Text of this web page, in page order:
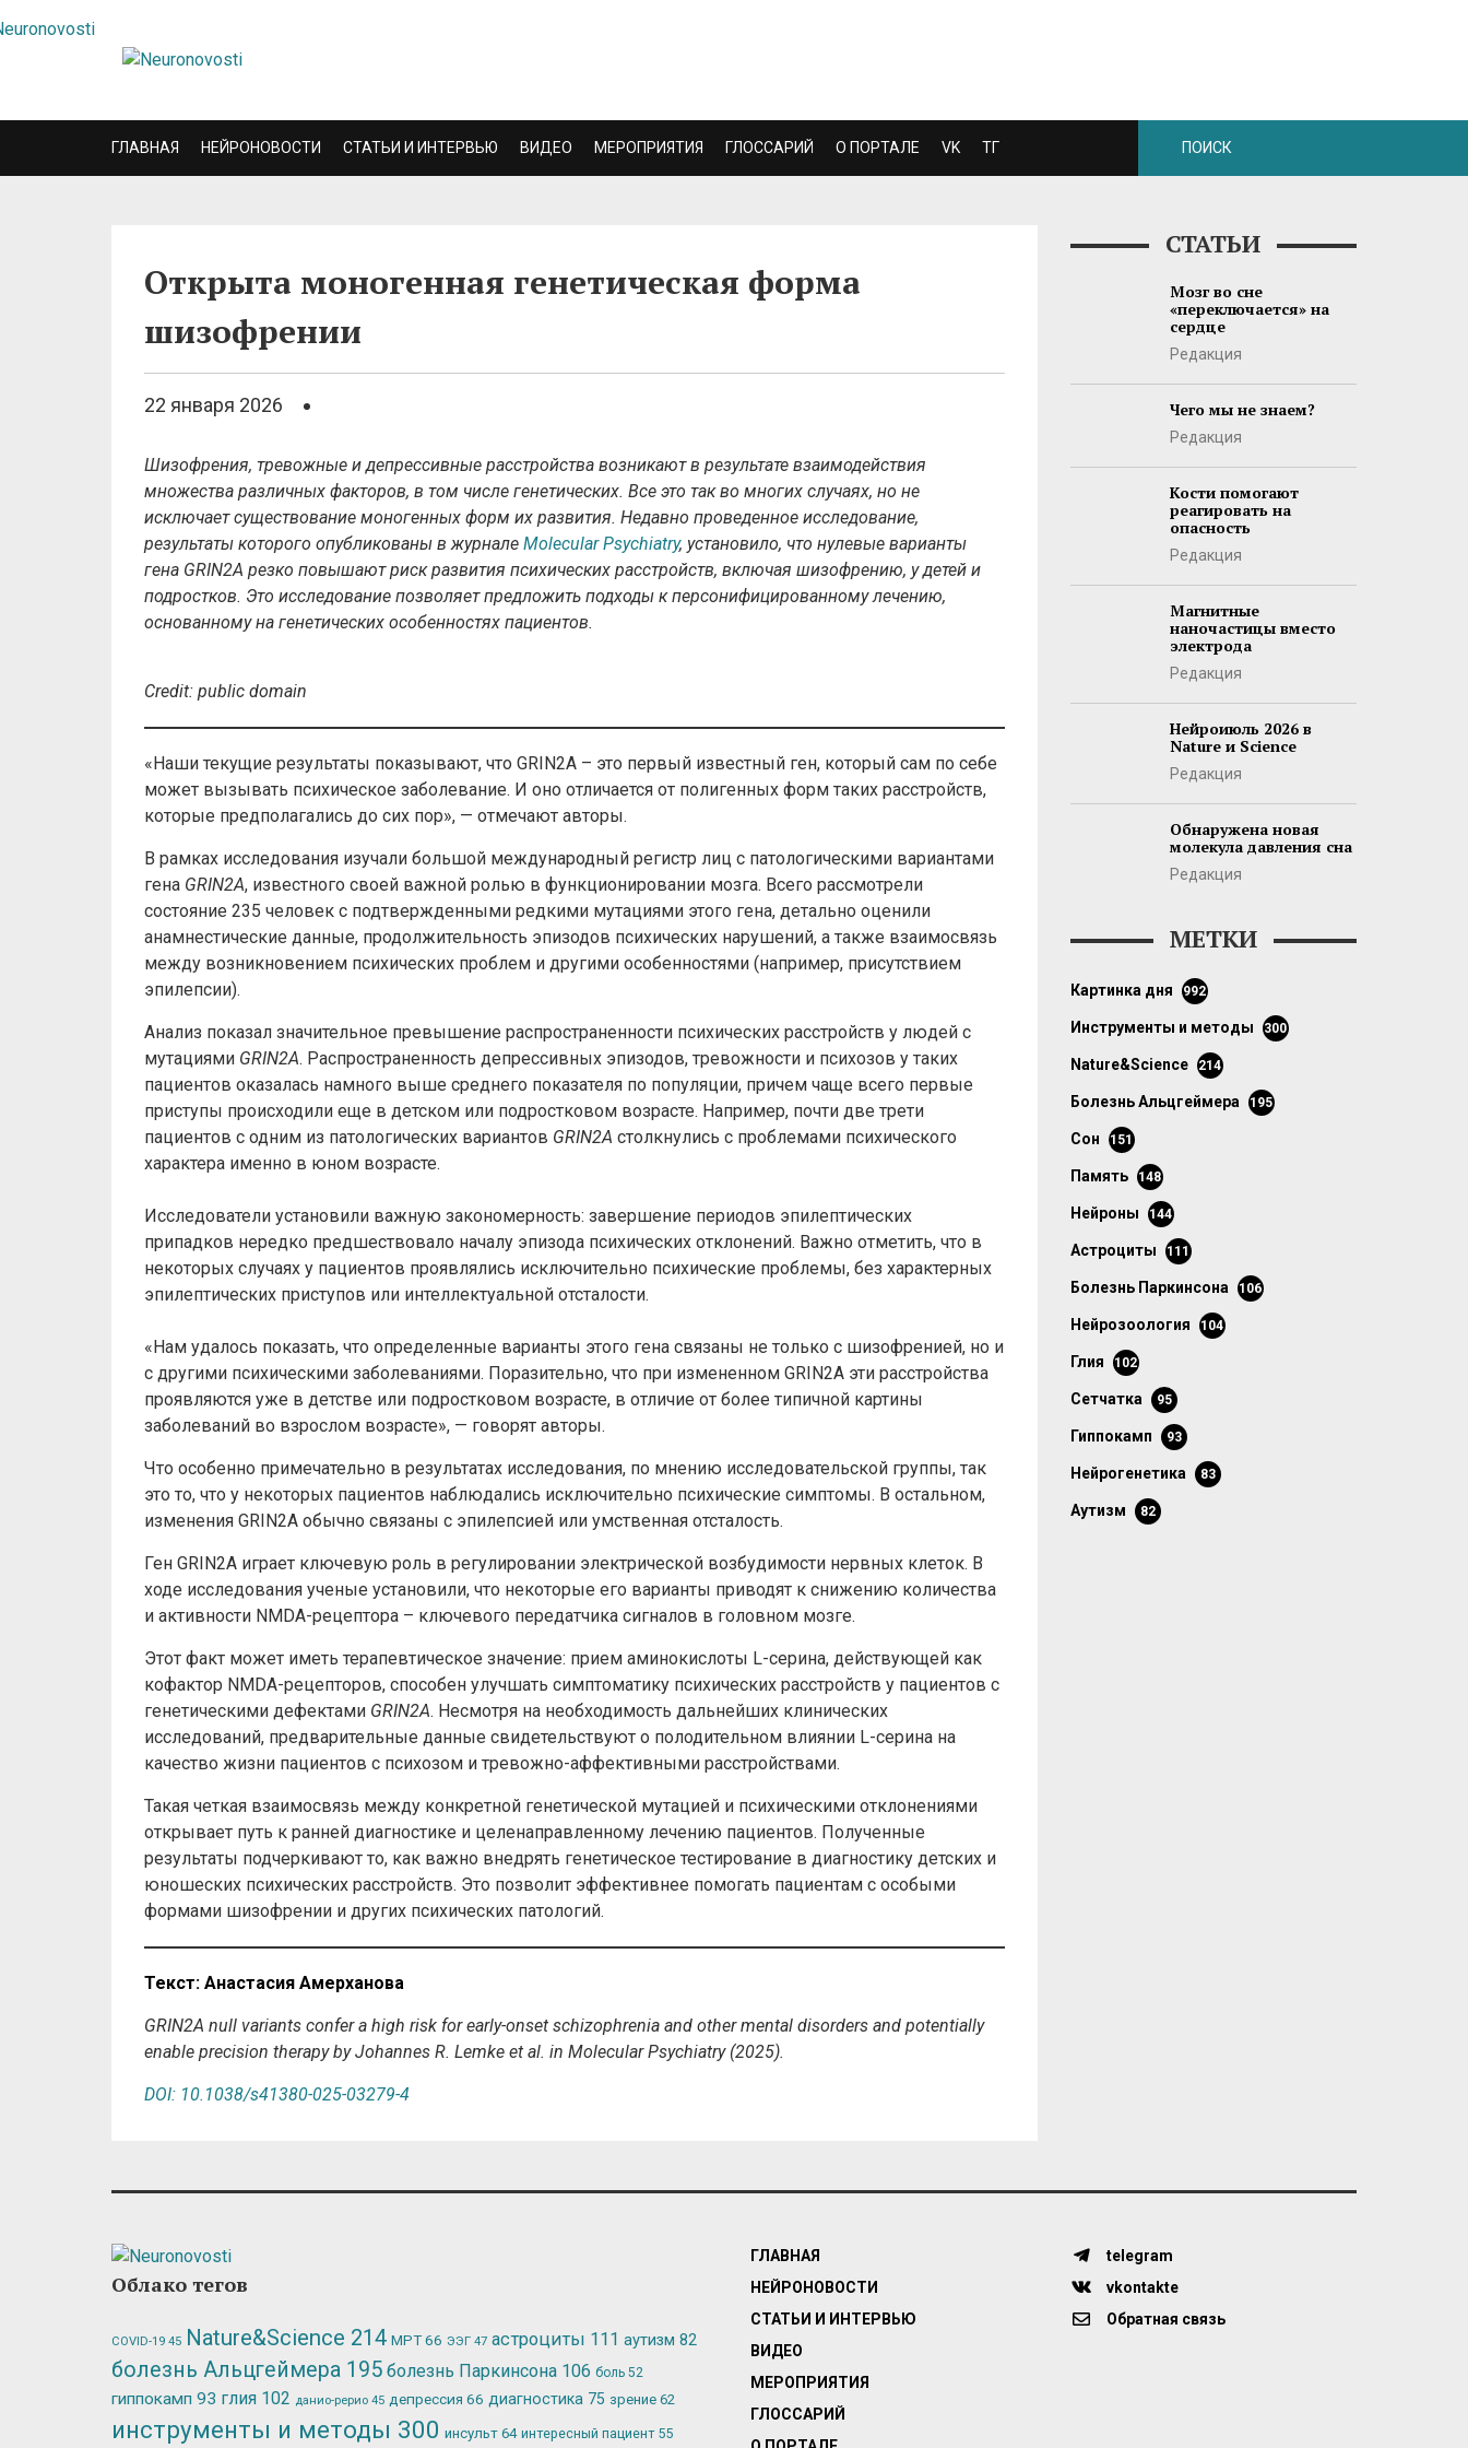
ГЛАВНАЯ НЕЙРОНОВОСТИ СТАТЬИ И ИНТЕРВЬЮ ВИДЕО МЕРОПРИЯТИЯ ГЛОССАРИЙ О ПОРТАЛЕ VK ТГ
Открыта моногенная генетическая форма
шизофрении
22 января 2026
Шизофрения, тревожные и депрессивные расстройства возникают в результате взаимодействия
множества различных факторов, в том числе генетических. Все это так во многих случаях, но не
исключает существование моногенных форм их развития. Недавно проведенное исследование,
результаты которого опубликованы в журнале Molecular Psychiatry, установило, что нулевые варианты
гена GRIN2A резко повышают риск развития психических расстройств, включая шизофрению, у детей и
подростков. Это исследование позволяет предложить подходы к персонифицированному лечению,
основанному на генетических особенностях пациентов.
Credit: public domain
«Наши текущие результаты показывают, что GRIN2A – это первый известный ген, который сам по себе
может вызывать психическое заболевание. И оно отличается от полигенных форм таких расстройств,
которые предполагались до сих пор», — отмечают авторы.
В рамках исследования изучали большой международный регистр лиц с патологическими вариантами
гена GRIN2A, известного своей важной ролью в функционировании мозга. Всего рассмотрели
состояние 235 человек с подтвержденными редкими мутациями этого гена, детально оценили
анамнестические данные, продолжительность эпизодов психических нарушений, а также взаимосвязь
между возникновением психических проблем и другими особенностями (например, присутствием
эпилепсии).
Анализ показал значительное превышение распространенности психических расстройств у людей с
мутациями GRIN2A. Распространенность депрессивных эпизодов, тревожности и психозов у таких
пациентов оказалась намного выше среднего показателя по популяции, причем чаще всего первые
приступы происходили еще в детском или подростковом возрасте. Например, почти две трети
пациентов с одним из патологических вариантов GRIN2A столкнулись с проблемами психического
характера именно в юном возрасте.
Исследователи установили важную закономерность: завершение периодов эпилептических
припадков нередко предшествовало началу эпизода психических отклонений. Важно отметить, что в
некоторых случаях у пациентов проявлялись исключительно психические проблемы, без характерных
эпилептических приступов или интеллектуальной отсталости.
«Нам удалось показать, что определенные варианты этого гена связаны не только с шизофренией, но и
с другими психическими заболеваниями. Поразительно, что при измененном GRIN2A эти расстройства
проявляются уже в детстве или подростковом возрасте, в отличие от более типичной картины
заболеваний во взрослом возрасте», — говорят авторы.
Что особенно примечательно в результатах исследования, по мнению исследовательской группы, так
это то, что у некоторых пациентов наблюдались исключительно психические симптомы. В остальном,
изменения GRIN2A обычно связаны с эпилепсией или умственная отсталость.
Ген GRIN2A играет ключевую роль в регулировании электрической возбудимости нервных клеток. В
ходе исследования ученые установили, что некоторые его варианты приводят к снижению количества
и активности NMDA-рецептора – ключевого передатчика сигналов в головном мозге.
Этот факт может иметь терапевтическое значение: прием аминокислоты L-серина, действующей как
кофактор NMDA-рецепторов, способен улучшать симптоматику психических расстройств у пациентов с
генетическими дефектами GRIN2A. Несмотря на необходимость дальнейших клинических
исследований, предварительные данные свидетельствуют о полодительном влиянии L-серина на
качество жизни пациентов с психозом и тревожно-аффективными расстройствами.
Такая четкая взаимосвязь между конкретной генетической мутацией и психическими отклонениями
открывает путь к ранней диагностике и целенаправленному лечению пациентов. Полученные
результаты подчеркивают то, как важно внедрять генетическое тестирование в диагностику детских и
юношеских психических расстройств. Это позволит эффективнее помогать пациентам с особыми
формами шизофрении и других психических патологий.
Текст: Анастасия Амерханова
GRIN2A null variants confer a high risk for early-onset schizophrenia and other mental disorders and potentially
enable precision therapy by Johannes R. Lemke et al. in Molecular Psychiatry (2025).
DOI: 10.1038/s41380-025-03279-4
СТАТЬИ
Мозг во сне
«переключается» на
сердце
Редакция
Чего мы не знаем?
Редакция
Кости помогают
реагировать на
опасность
Редакция
Магнитные
наночастицы вместо
электрода
Редакция
Нейроиюль 2026 в
Nature и Science
Редакция
Обнаружена новая
молекула давления сна
Редакция
МЕТКИ
картинка дня 992
инструменты и методы 300
Nature&Science 214
болезнь Альцгеймера 195
сон 151
память 148
нейроны 144
астроциты 111
болезнь Паркинсона 106
нейрозоология 104
глия 102
сетчатка 95
гиппокамп 93
нейрогенетика 83
аутизм 82
Облако тегов
COVID-19 45 Nature&Science 214 МРТ66 ЭЭГ 47 астроциты 111 аутизм 82
болезнь Альцгеймера 195 болезнь Паркинсона 106 боль 52
гиппокамп 93 глия 102 данио-рерио 45 депрессия 66 диагностика 75 зрение 62
инструменты и методы 300 инсульт 64 интересный пациент 55
ГЛАВНАЯ
НЕЙРОНОВОСТИ
СТАТЬИ И ИНТЕРВЬЮ
ВИДЕО
МЕРОПРИЯТИЯ
ГЛОССАРИЙ
telegram
vkontakte
Обратная связь